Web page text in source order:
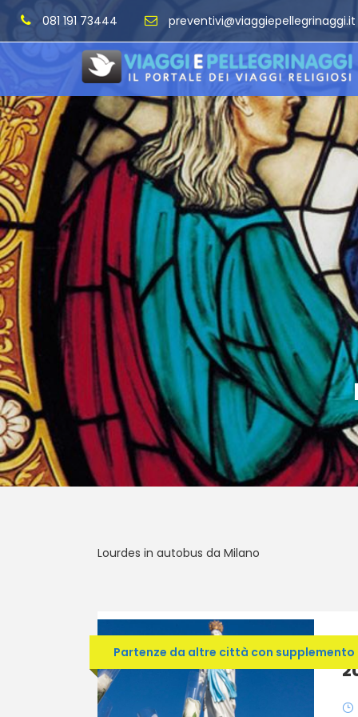
081 191 73444 preventivi@viaggiepellegrinaggi.it
Lourdes in autobus da Milano
Partenze da altre città con supplemento